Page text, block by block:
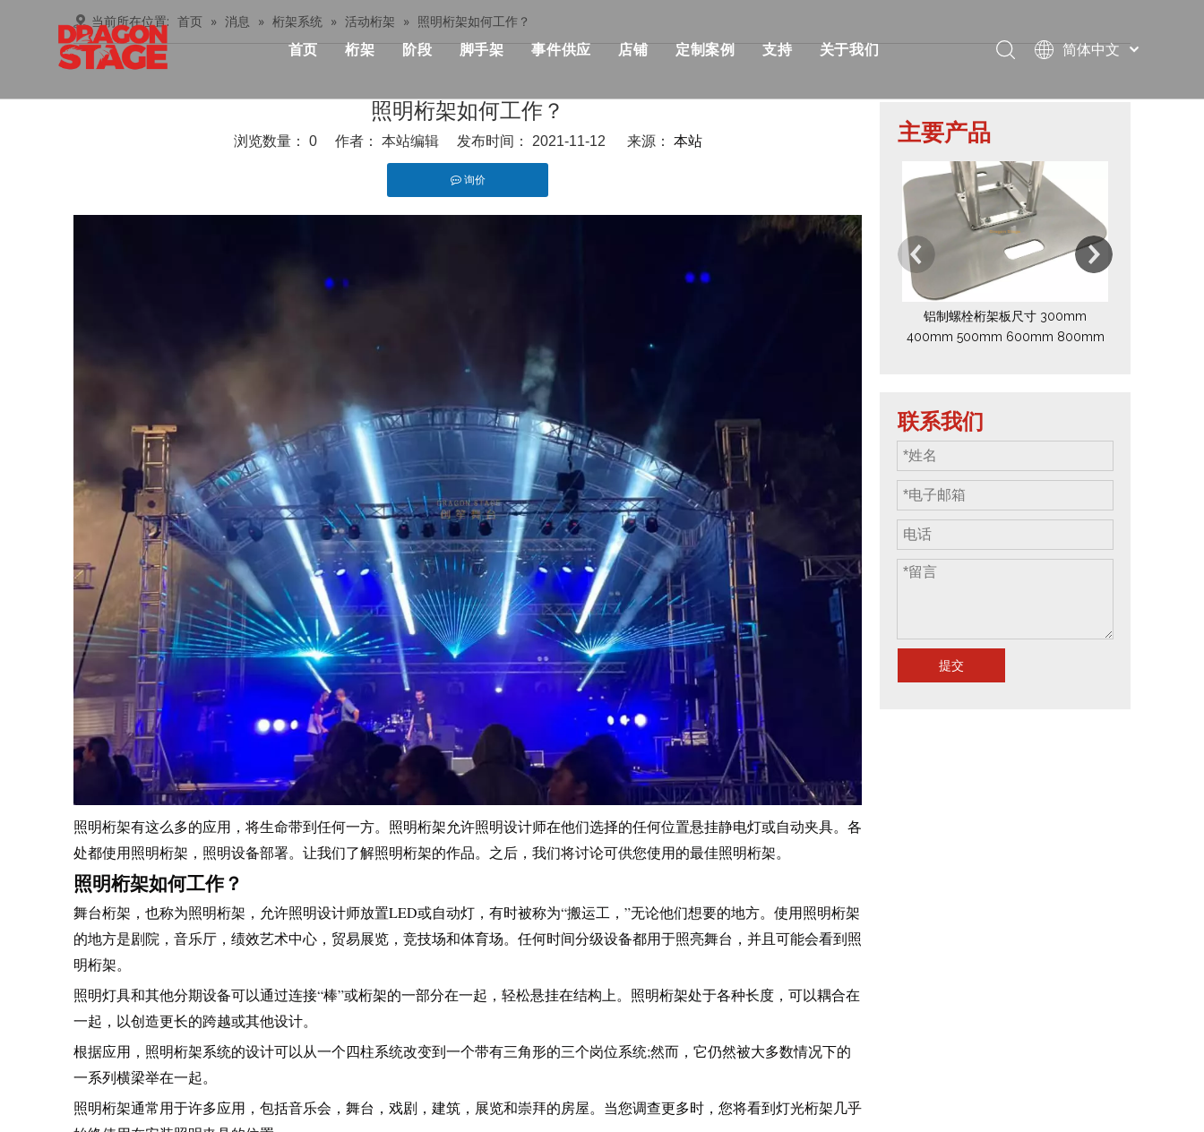
首页 桁架
俱乐部桁架
桁架设计产品清单
忍者战士桁架系统
阶段
快速舞台
管道阶段
铁阶段
户外舞台
相关舞台产品
舞台工具和配件
脚手架
铝制脚手架
双脚手架与攀登梯子
铝制工作平台
事件供应
优点
飞行箱
事件包装盒
婚礼珠宝
店铺
快速舞台价格
标准照明桁架价格
事件需要价格
飞行案例价格
舞台机械价格
事件帐篷价格
铝制支架价格
典型产品
定制案例
非洲活动与聚会解决方案
支持 关于我们
消息
联系我们
简体中文
Pусский
English
当前所在位置: 首页 » 消息 » 桁架系统 » 活动桁架 » 照明桁架如何工作？
照明桁架如何工作？
浏览数量： 0作者： 本站编辑 发布时间： 2021-11-12 来源： 本站
询价
["facebook","line","pinterest","twitter","linkedin","whatsapp","wechat"]
照明桁架有这么多的应用，将生命带到任何一方。照明桁架允许照明设计师在他们选择的任何位置悬挂静电灯或自动夹具。各
处都使用照明桁架，照明设备部署。让我们了解照明桁架的作品。之后，我们将讨论可供您使用的最佳照明桁架。
照明桁架如何工作？
舞台桁架，也称为照明桁架，允许照明设计师放置LED或自动灯，有时被称为“搬运工，”无论他们想要的地方。使用照明桁架
的地方是剧院，音乐厅，绩效艺术中心，贸易展览，竞技场和体育场。任何时间分级设备都用于照亮舞台，并且可能会看到照
明桁架。
照明灯具和其他分期设备可以通过连接“棒”或桁架的一部分在一起，轻松悬挂在结构上。照明桁架处于各种长度，可以耦合在
一起，以创造更长的跨越或其他设计。
根据应用，照明桁架系统的设计可以从一个四柱系统改变到一个带有三角形的三个岗位系统;然而，它仍然被大多数情况下的
一系列横梁举在一起。
照明桁架通常用于许多应用，包括音乐会，舞台，戏剧，建筑，展览和崇拜的房屋。当您调查更多时，您将看到灯光桁架几乎
主要产品
铝制螺栓桁架板尺寸 300mm
400mm 500mm 600mm 800mm
联系我们
提交